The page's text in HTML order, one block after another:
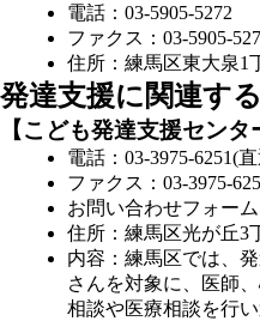
電話：03-5905-5272
ファクス：03-5905-
住所：練馬区東大泉
発達支援に関連す
【こども発達支援センタ
電話：03-3975-6251(
ファクス：03-3975-
お問い合わせフォーム
住所：練馬区光が丘3
内容：練馬区では、
さんを対象に、医師
相談や医療相談を行